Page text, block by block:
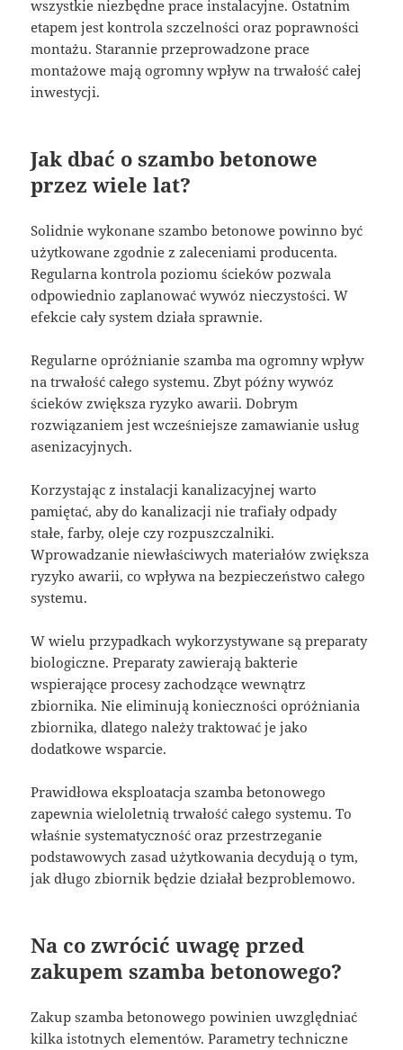
wszystkie niezbędne prace instalacyjne. Ostatnim
etapem jest kontrola szczelności oraz poprawności
montażu. Starannie przeprowadzone prace
montażowe mają ogromny wpływ na trwałość całej
inwestycji.
Jak dbać o szambo betonowe
przez wiele lat?
Solidnie wykonane szambo betonowe powinno być
użytkowane zgodnie z zaleceniami producenta.
Regularna kontrola poziomu ścieków pozwala
odpowiednio zaplanować wywóz nieczystości. W
efekcie cały system działa sprawnie.
Regularne opróżnianie szamba ma ogromny wpływ
na trwałość całego systemu. Zbyt późny wywóz
ścieków zwiększa ryzyko awarii. Dobrym
rozwiązaniem jest wcześniejsze zamawianie usług
asenizacyjnych.
Korzystając z instalacji kanalizacyjnej warto
pamiętać, aby do kanalizacji nie trafiały odpady
stałe, farby, oleje czy rozpuszczalniki.
Wprowadzanie niewłaściwych materiałów zwiększa
ryzyko awarii, co wpływa na bezpieczeństwo całego
systemu.
W wielu przypadkach wykorzystywane są preparaty
biologiczne. Preparaty zawierają bakterie
wspierające procesy zachodzące wewnątrz
zbiornika. Nie eliminują konieczności opróżniania
zbiornika, dlatego należy traktować je jako
dodatkowe wsparcie.
Prawidłowa eksploatacja szamba betonowego
zapewnia wieloletnią trwałość całego systemu. To
właśnie systematyczność oraz przestrzeganie
podstawowych zasad użytkowania decydują o tym,
jak długo zbiornik będzie działał bezproblemowo.
Na co zwrócić uwagę przed
zakupem szamba betonowego?
Zakup szamba betonowego powinien uwzględniać
kilka istotnych elementów. Parametry techniczne